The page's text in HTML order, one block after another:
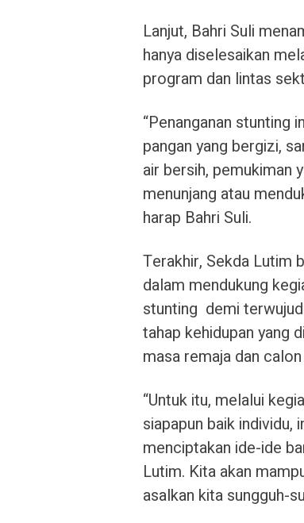
Lanjut, Bahri Suli
hanya diselesaikan
program dan lintas
“Penanganan stunting
pangan yang bergizi,
air bersih, pemukiman
menunjang atau
harap Bahri Suli.
Terakhir, Sekda Lutim
dalam mendukung
stunting demi
tahap kehidupan yang
masa remaja dan
“Untuk itu, melalui
siapapun baik individu,
menciptakan ide-ide
Lutim. Kita akan
asalkan kita sungguh-